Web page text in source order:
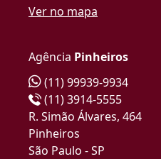
Ver no mapa
Agência Pinheiros
(11) 99939-9934
(11) 3914-5555
R. Simão Álvares, 464
Pinheiros
São Paulo - SP